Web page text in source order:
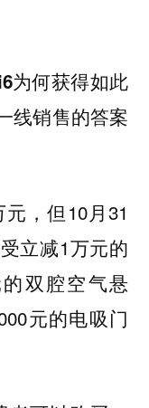
为何获得如此
线销售的答案
，但10月31
立减1万元的
双腔空气悬
元的电吸门